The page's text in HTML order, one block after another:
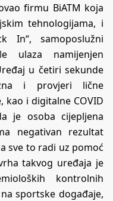
firmu BiATM koja
tehnologijama, i
In“, samoposlužni
ulaza namijenjen
u četiri sekunde
i provjeri lične
kao i digitalne COVID
je osoba cijepljena
negativan rezultat
sve to radi uz pomoć
takvog uređaja je
kontrolnih
sportske događaje,